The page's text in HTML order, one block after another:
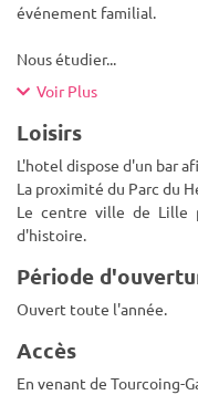
événement familial.
Nous étudier...
Voir Plus
Loisirs
L'hotel dispose d'un bar
La proximité du Parc du
Le centre ville de Lille
d'histoire.
Période
Ouvert toute l'année.
Accès
En venant de Tourcoing-